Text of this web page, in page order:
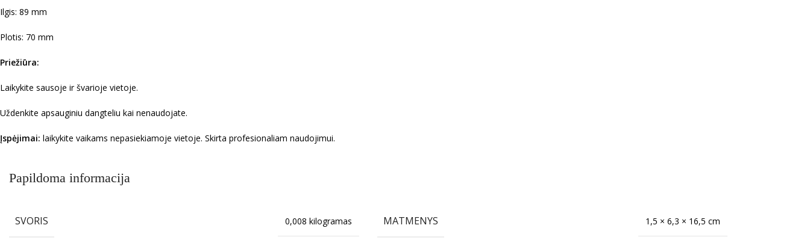
Ilgis: 89 mm
Plotis: 70 mm
Priežiūra:
Laikykite sausoje ir švarioje vietoje.
Uždenkite apsauginiu dangteliu kai nenaudojate.
Įspėjimai: laikykite vaikams nepasiekiamoje vietoje. Skirta profesionaliam naudojimui.
Papildoma informacija
SVORIS 0,008 kilogramas MATMENYS 1,5 × 6,3 × 16,5 cm